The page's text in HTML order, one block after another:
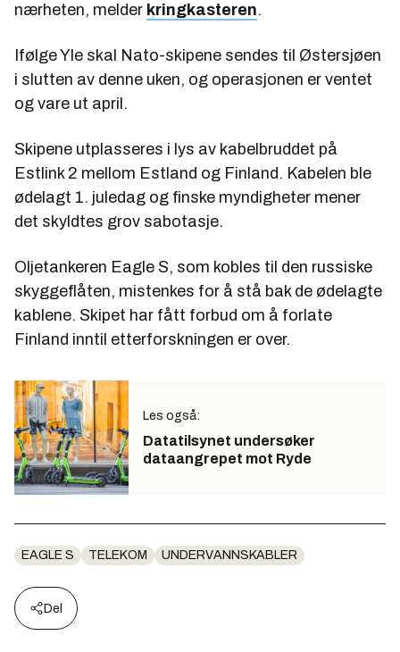
nærheten, melder kringkasteren.
Ifølge Yle skal Nato-skipene sendes til Østersjøen
i slutten av denne uken, og operasjonen er ventet
og vare ut april.
Skipene utplasseres i lys av kabelbruddet på
Estlink 2 mellom Estland og Finland. Kabelen ble
ødelagt 1. juledag og finske myndigheter mener
det skyldtes grov sabotasje.
Oljetankeren Eagle S, som kobles til den russiske
skyggeflåten, mistenkes for å stå bak de ødelagte
kablene. Skipet har fått forbud om å forlate
Finland inntil etterforskningen er over.
Les også:
Datatilsynet undersøker
dataangrepet mot Ryde
EAGLE S TELEKOM UNDERVANNSKABLER
Del